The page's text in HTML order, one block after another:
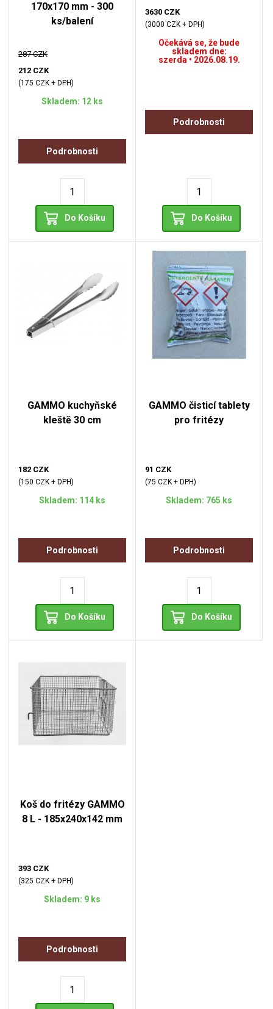
170x170 mm - 300
ks/balení
287 CZK
212 CZK
(175 CZK + DPH)
Skladem: 12 ks
Podrobnosti
Do Košíku
3630 CZK
(3000 CZK + DPH)
Očekává se, že bude
skladem dne:
szerda • 2026.08.19.
Podrobnosti
Do Košíku
GAMMO kuchyňské
kleště 30 cm
182 CZK
(150 CZK + DPH)
Skladem: 114 ks
Podrobnosti
Do Košíku
GAMMO čisticí tablety
pro fritézy
91 CZK
(75 CZK + DPH)
Skladem: 765 ks
Podrobnosti
Do Košíku
Koš do fritézy GAMMO
8 L - 185x240x142 mm
393 CZK
(325 CZK + DPH)
Skladem: 9 ks
Podrobnosti